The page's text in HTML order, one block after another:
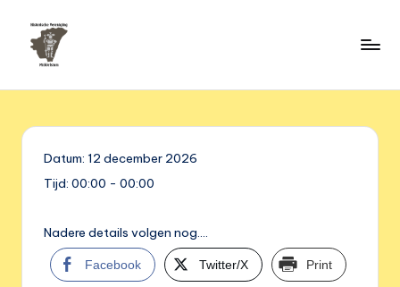
ri
Datum: 12 december 2026
Tijd: 00:00 - 00:00
Nadere details volgen nog….
Facebook Twitter/X Print